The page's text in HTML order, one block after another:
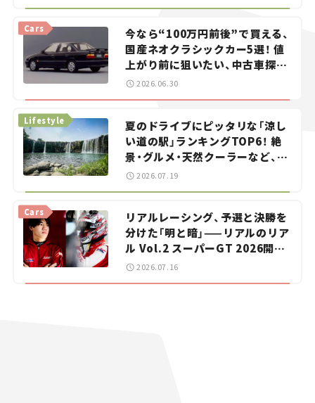
今なら“100万円前後”で買える、
国産ネオクラシックカー5選！ 値
上がり前に狙いたい、中古車探し
をお手伝い――ちょっとイケてるマ
イカー選び #02
Cars
2026.06.30
夏のドライブにピッタリな「涼し
い道の駅」ランキングTOP6！ 絶
景・グルメ・天然クーラーなど、避
暑におすすめのスポットを紹介
Lifestyle
2026.07.19
リアルレーシング、予選と決勝を
分けた「明と暗」——リアルのリア
ル Vol.2 スーパーGT 2026開幕
戦 岡山国際サーキット
Cars
2026.07.16